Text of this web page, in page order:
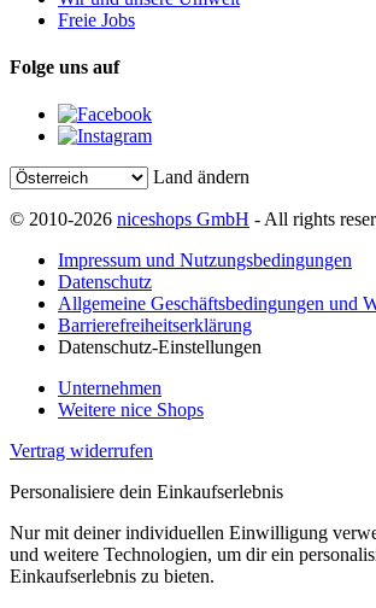
Freie Jobs
Folge uns auf
Land ändern
© 2010-2026 niceshops GmbH - All rights
Impressum und Nutzungsbedingungen
Datenschutz
Allgemeine Geschäftsbedingungen und
Barrierefreiheitserklärung
Datenschutz-Einstellungen
Unternehmen
Weitere nice Shops
Vertrag widerrufen
Personalisiere dein Einkaufserlebnis
Nur mit deiner individuellen Einwilligung
und weitere Technologien, um dir ein
Einkaufserlebnis zu bieten.